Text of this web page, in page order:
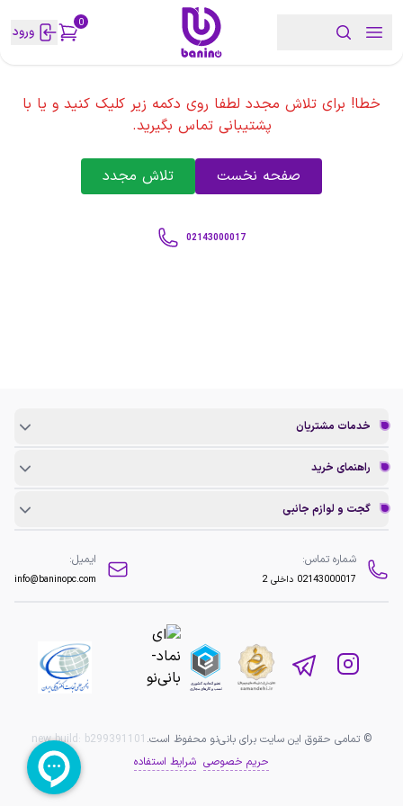
0 ورود
خطا! برای تلاش مجدد لطفا روی دکمه زیر کلیک کنید و یا با
پشتیبانی تماس بگیرید.
صفحه نخست تلاش مجدد
02143000017
خدمات مشتریان
راهنمای خرید
گجت و لوازم جانبی
شماره تماس:
02143000017 داخلی 2
ایمیل:
info@baninopc.com
© تمامی حقوق این سایت برای بانی‌نو محفوظ است. new build: b299391101
حریم خصوصی شرایط استفاده